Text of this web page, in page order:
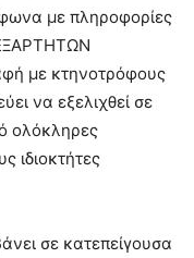
με πληροφορίες
με κτηνοτρόφους
να εξελιχθεί σε
ολόκληρες
ιδιοκτήτες
σε κατεπείγουσα